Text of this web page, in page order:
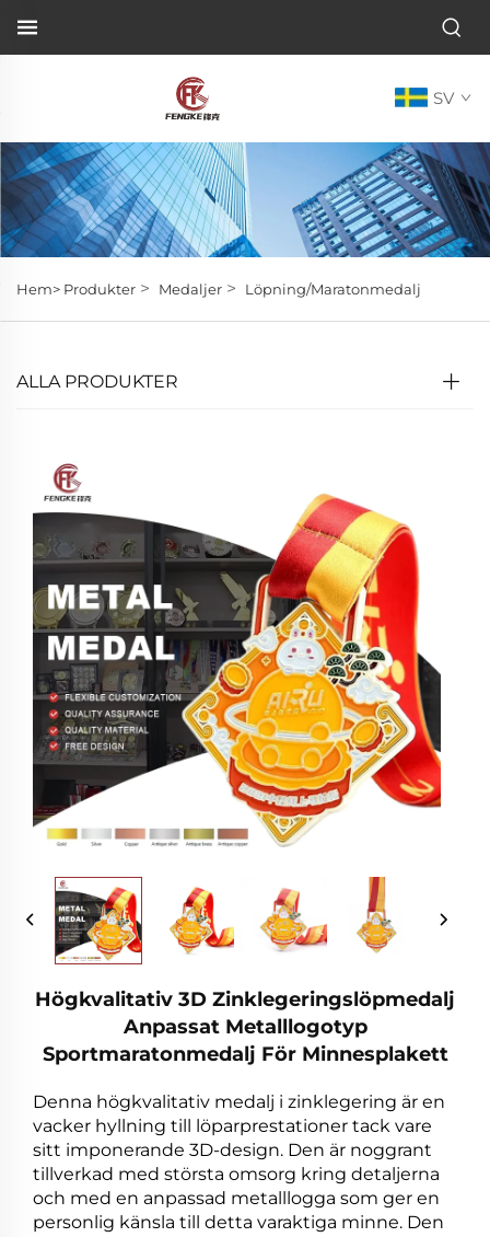
SV
Hem> Produkter > Medaljer > Löpning/Maratonmedalj
ALLA PRODUKTER
Högkvalitativ 3D Zinklegeringslöpmedalj
Anpassat Metalllogotyp
Sportmaratonmedalj För Minnesplakett
Denna högkvalitativ medalj i zinklegering är en
vacker hyllning till löparprestationer tack vare
sitt imponerande 3D-design. Den är noggrant
tillverkad med största omsorg kring detaljerna
och med en anpassad metalllogga som ger en
personlig känsla till detta varaktiga minne. Den